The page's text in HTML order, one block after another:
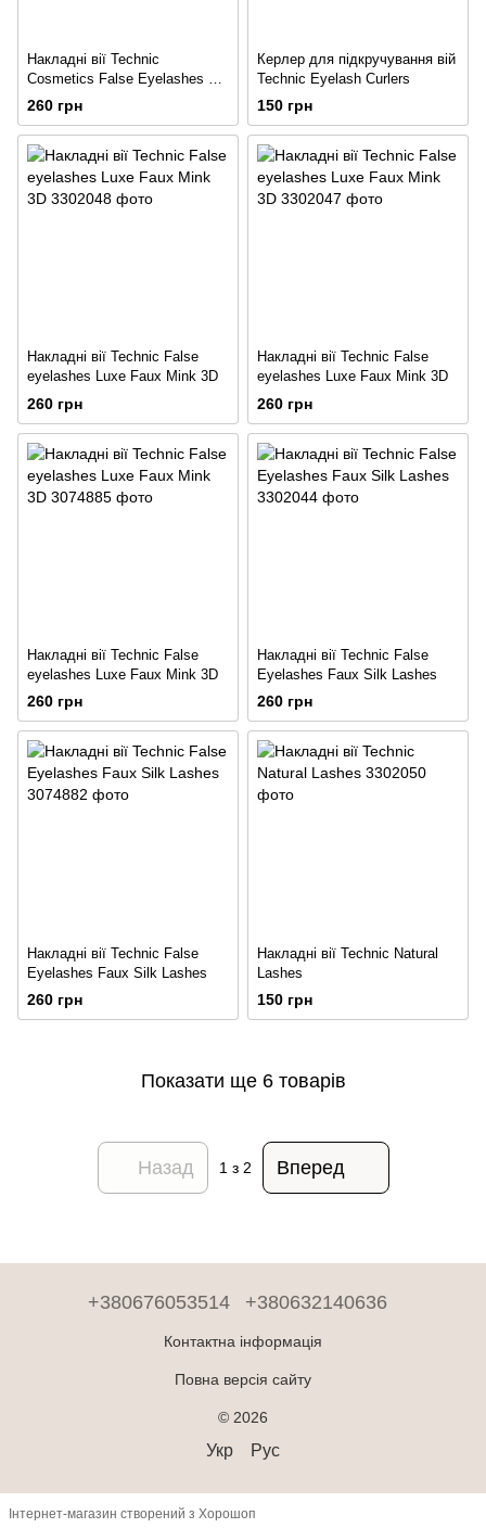
Накладні вії Technic
Cosmetics False Eyelashes 3/4
Length Lashes
260 грн
Керлер для підкручування вій
Technic Eyelash Curlers
150 грн
Накладні вії Technic False
eyelashes Luxe Faux Mink 3D
260 грн
Накладні вії Technic False
eyelashes Luxe Faux Mink 3D
260 грн
Накладні вії Technic False
eyelashes Luxe Faux Mink 3D
260 грн
Накладні вії Technic False
Eyelashes Faux Silk Lashes
260 грн
Накладні вії Technic False
Eyelashes Faux Silk Lashes
260 грн
Накладні вії Technic Natural
Lashes
150 грн
Показати ще 6 товарів
Назад 1 з 2 Вперед
+380676053514 +380632140636
Контактна інформація
Повна версія сайту
© 2026
Укр Рус
Інтернет-магазин створений з Хорошоп